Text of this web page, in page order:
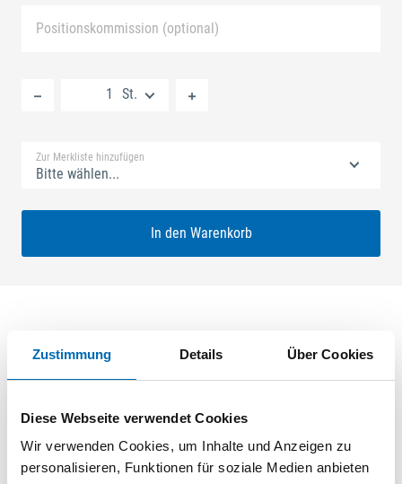
Zustimmung Details Über Cookies
Diese Webseite verwendet Cookies
Wir verwenden Cookies, um Inhalte und Anzeigen zu
personalisieren, Funktionen für soziale Medien anbieten
Positionskommission (optional)
St.
Zur Merkliste hinzufügen
Bitte wählen...
In den Warenkorb
Produktbeschreibung
890mm Flachstulp 20x2,5mm L:1750,0mm Eckig Maße: A1
optional ferGUard*silber